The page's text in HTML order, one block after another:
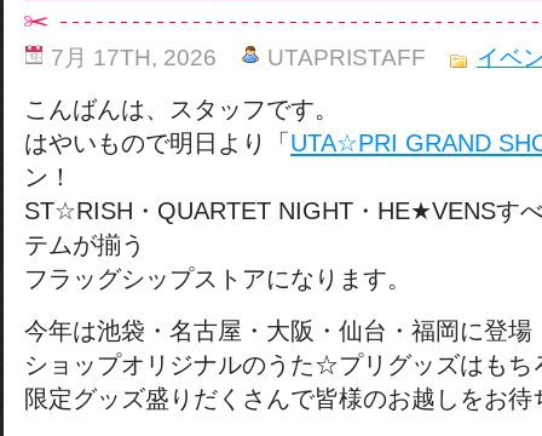
7月 17TH, 2026 UTAPRISTAFF イベ
こんばんは、スタッフです。
はやいもので明日より「 UTA☆PRI GRAND
ン！
ST☆RISH・QUARTET NIGHT・HE★VENSす
テムが揃う
フラッグシップストアになります。
今年は池袋・名古屋・大阪・仙台・福岡に登場
ショップオリジナルのうた☆プリグッズはもち
限定グッズ盛りだくさんで皆様のお越しをお待